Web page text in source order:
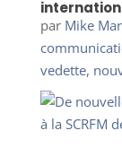
par Mike
vedette,